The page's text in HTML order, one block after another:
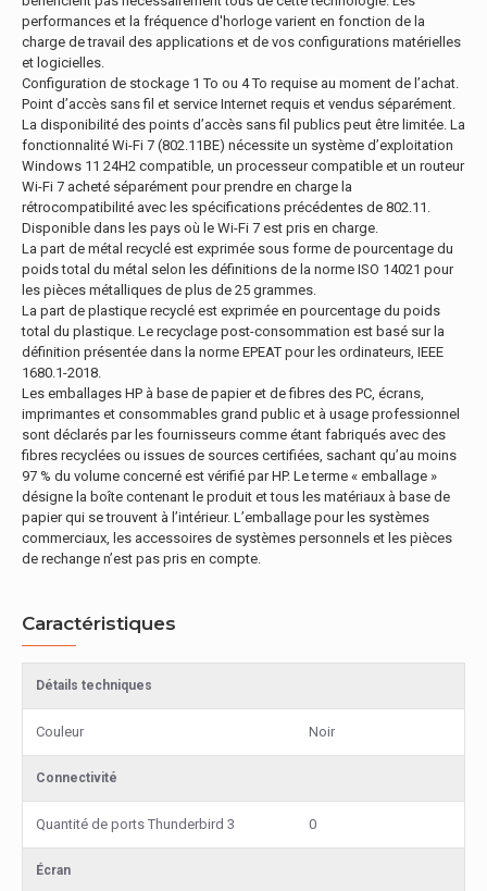
performances et la fréquence d'horloge varient en fonction de la
charge de travail des applications et de vos configurations matérielles
et logicielles.
Configuration de stockage 1 To ou 4 To requise au moment de l’achat.
Point d’accès sans fil et service Internet requis et vendus séparément.
La disponibilité des points d’accès sans fil publics peut être limitée. La
fonctionnalité Wi-Fi 7 (802.11BE) nécessite un système d’exploitation
Windows 11 24H2 compatible, un processeur compatible et un routeur
Wi-Fi 7 acheté séparément pour prendre en charge la
rétrocompatibilité avec les spécifications précédentes de 802.11.
Disponible dans les pays où le Wi-Fi 7 est pris en charge.
La part de métal recyclé est exprimée sous forme de pourcentage du
poids total du métal selon les définitions de la norme ISO 14021 pour
les pièces métalliques de plus de 25 grammes.
La part de plastique recyclé est exprimée en pourcentage du poids
total du plastique. Le recyclage post-consommation est basé sur la
définition présentée dans la norme EPEAT pour les ordinateurs, IEEE
1680.1-2018.
Les emballages HP à base de papier et de fibres des PC, écrans,
imprimantes et consommables grand public et à usage professionnel
sont déclarés par les fournisseurs comme étant fabriqués avec des
fibres recyclées ou issues de sources certifiées, sachant qu’au moins
97 % du volume concerné est vérifié par HP. Le terme « emballage »
désigne la boîte contenant le produit et tous les matériaux à base de
papier qui se trouvent à l’intérieur. L’emballage pour les systèmes
commerciaux, les accessoires de systèmes personnels et les pièces
de rechange n’est pas pris en compte.
Caractéristiques
Détails techniques
Couleur Noir
Connectivité
Quantité de ports Thunderbird 3 0
Écran